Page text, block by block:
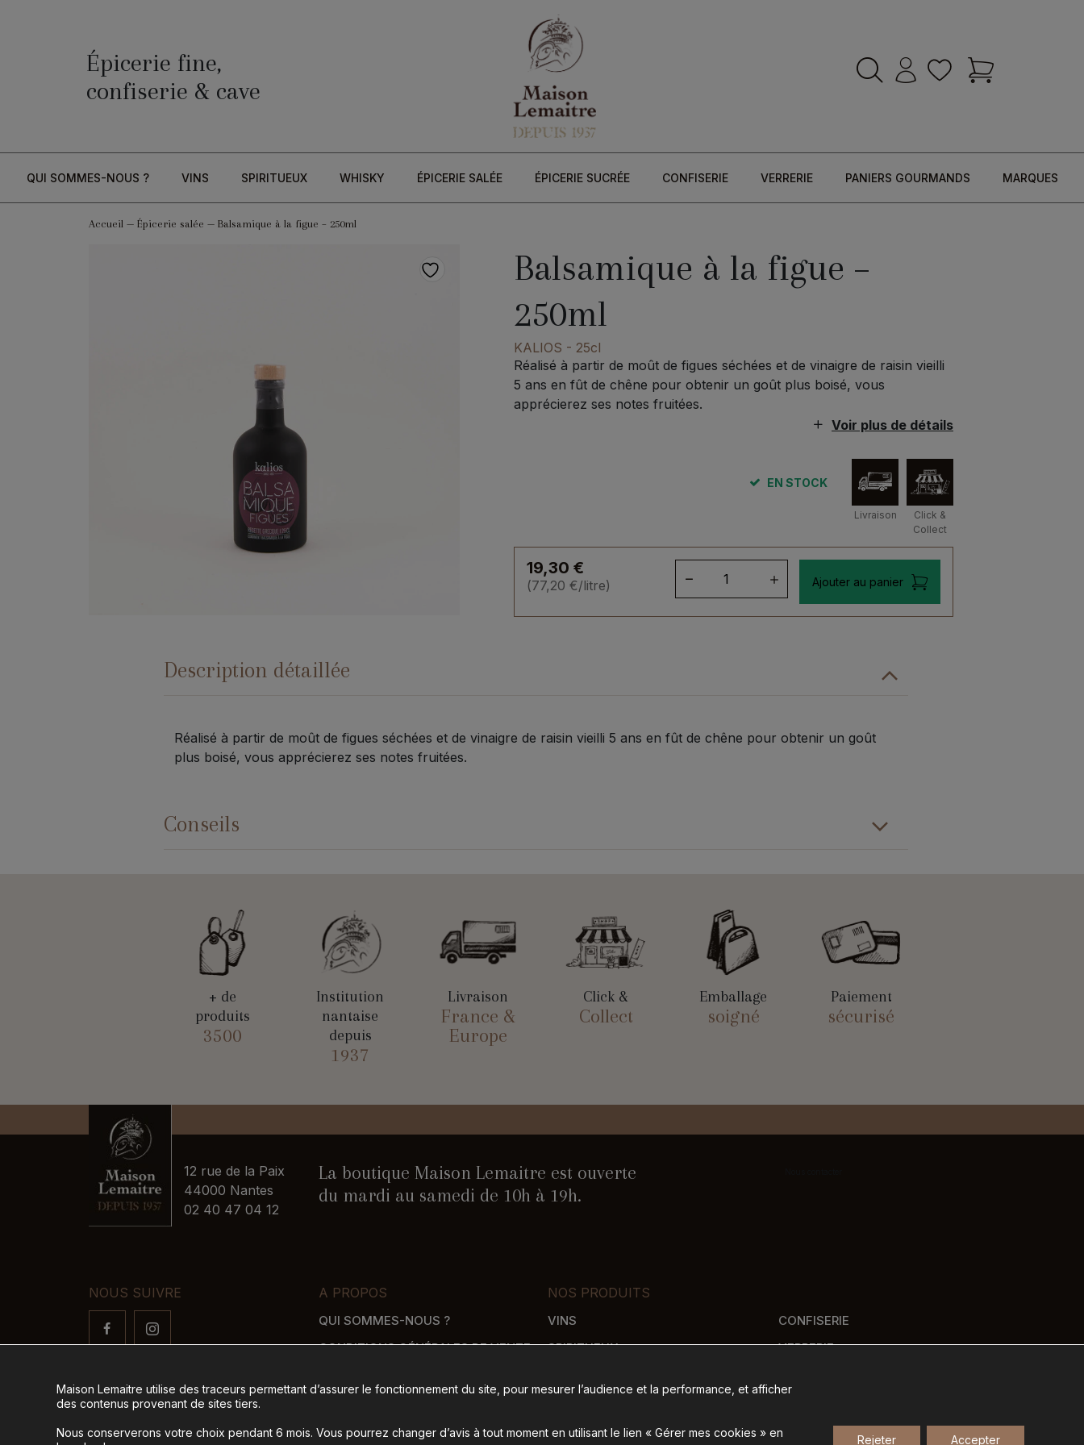
Épicerie fine,
confiserie & cave
QUI SOMMES-NOUS ? VINS SPIRITUEUX WHISKY ÉPICERIE SALÉE ÉPICERIE SUCRÉE CONFISERIE VERRERIE PANIERS GOURMANDS MARQUES
Accueil— Épicerie salée — Balsamique à la figue – 250ml
Balsamique à la figue –
250ml
KALIOS - 25cl
Réalisé à partir de moût de figues séchées et de vinaigre de raisin vieilli
5 ans en fût de chêne pour obtenir un goût plus boisé, vous
apprécierez ses notes fruitées.
Voir plus de détails
EN STOCK
Livraison
Click &
Collect
19,30 €
(77,20 €/litre) Ajouter au panier
Description détaillée
Réalisé à partir de moût de figues séchées et de vinaigre de raisin vieilli 5 ans en fût de chêne pour obtenir un goût
plus boisé, vous apprécierez ses notes fruitées.
Conseils
+ de
produits
3500
Institution
nantaise
depuis
1937
Livraison
France &
Europe
Click &
Collect
Emballage
soigné
Paiement
sécurisé
12 rue de la Paix
44000 Nantes
02 40 47 04 12
La boutique Maison Lemaitre est ouverte
du mardi au samedi de 10h à 19h.
NOUS SUIVRE A PROPOS
QUI SOMMES-NOUS ?
CONDITIONS GÉNÉRALES DE VENTE
MODES DE PAIEMENT
NOS PRODUITS
VINS
SPIRITUEUX
ÉPICERIE SUCRÉE
CONFISERIE
VERRERIE
Maison Lemaitre utilise des traceurs permettant d’assurer le fonctionnement du site, pour mesurer l’audience et la performance, et afficher
des contenus provenant de sites tiers.
Nous conserverons votre choix pendant 6 mois. Vous pourrez changer d’avis à tout moment en utilisant le lien « Gérer mes cookies » en
Accepter
Rejeter